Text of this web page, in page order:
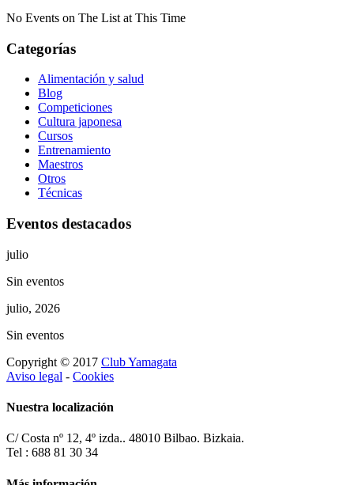
No Events on The List at This Time
Categorías
Alimentación y salud
Blog
Competiciones
Cultura japonesa
Cursos
Entrenamiento
Maestros
Otros
Técnicas
Eventos destacados
julio
Sin eventos
julio, 2026
Sin eventos
Copyright © 2017 Club Yamagata
Aviso legal - Cookies
Nuestra localización
C/ Costa nº 12, 4º izda.. 48010 Bilbao. Bizkaia.
Tel : 688 81 30 34